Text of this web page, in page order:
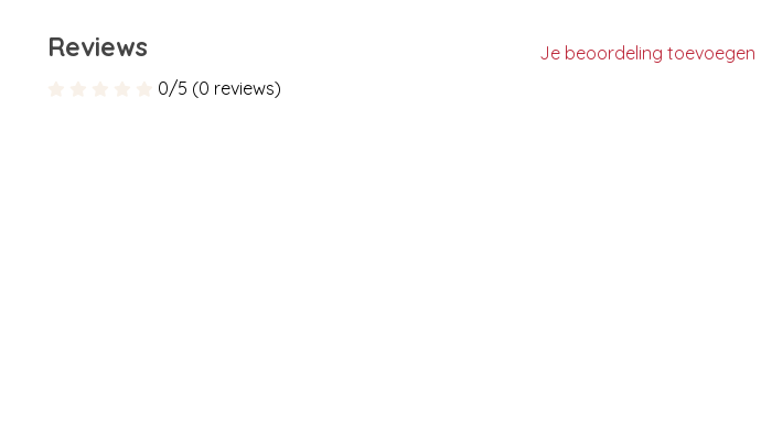
Reviews
Je beoordeling toevoegen
0/5 (0 reviews)